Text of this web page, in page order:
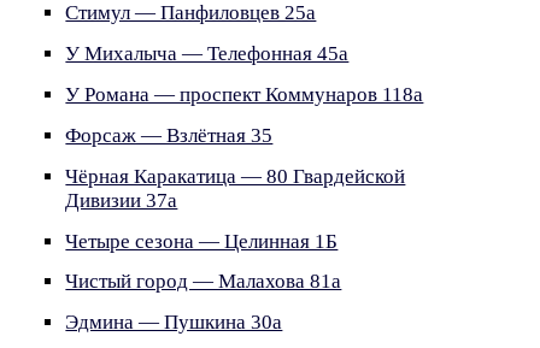
Стимул — Панфиловцев 25а
У Михалыча — Телефонная 45а
У Романа — проспект Коммунаров 118а
Форсаж — Взлётная 35
Чёрная Каракатица — 80 Гвардейской
Дивизии 37а
Четыре сезона — Целинная 1Б
Чистый город — Малахова 81а
Эдмина — Пушкина 30а